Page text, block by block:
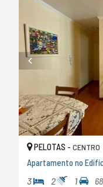
PELOTAS - CENTRO
Apartamento no
3 2 1